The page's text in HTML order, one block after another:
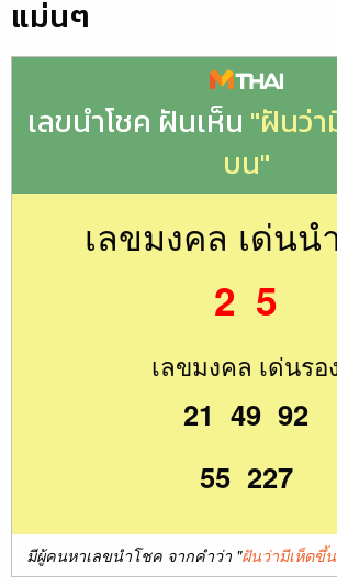
แม่นๆ
เลขนำโชค ฝันเห็น "ฝันว่
บน"
เลขมงคล เด่นน
2 5
เลขมงคล เด่นรอ
21 49 92
55 227
มีผู้คนหาเลขนำโชค จากคำว่า "ฝันว่ามีเห็ดขึ้